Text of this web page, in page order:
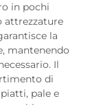
in pochi
attrezzature
la
mantenendo
Il
di
pale e